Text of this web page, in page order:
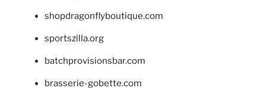
shopdragonflyboutique.com
sportszilla.org
batchprovisionsbar.com
brasserie-gobette.com